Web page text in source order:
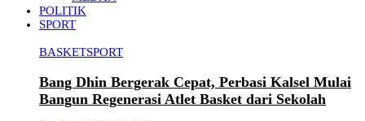
POLITIK
SPORT
BASKETSPORT
Bang Dhin Bergerak Cepat, Perbasi Kalsel Mulai
Bangun Regenerasi Atlet Basket dari Sekolah